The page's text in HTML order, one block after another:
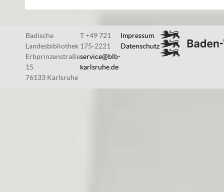
Badische
Landesbibliothek
Erbprinzenstraße
15
76133 Karlsruhe
T +49 721
175-2221
service@blb-
karlsruhe.de
Impressum
Datenschutz